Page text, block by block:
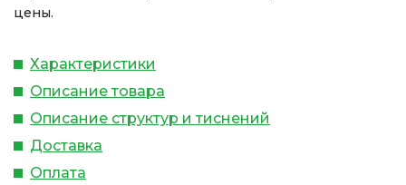
цены.
Характеристики
Описание товара
Описание структур и тиснений
Доставка
Оплата